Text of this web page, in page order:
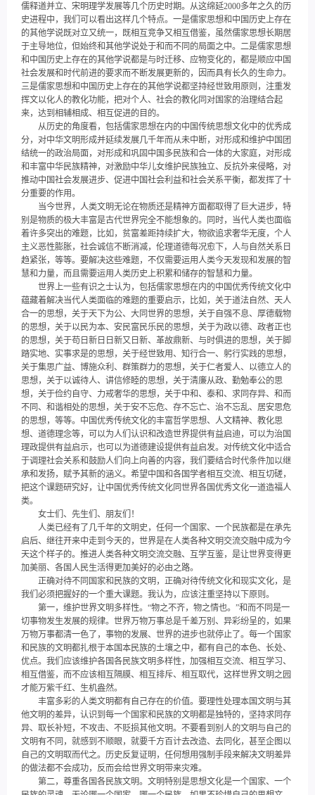
儒释道并立、宋明理学发展等几个历史时期。从这绵延2000多年之久的历
史进程中，我们可以看出这样几个特点。一是儒家思想和中国历史上存在
的其他学说既对立又统一，既相互竞争又相互借鉴，虽然儒家思想长期居
于主导地位，但始终和其他学说处于和而不同的局面之中。二是儒家思想
和中国历史上存在的其他学说都是与时迁移、应物变化的，都是顺应中国
社会发展和时代前进的要求而不断发展更新的，因而具有长久的生命力。
三是儒家思想和中国历史上存在的其他学说都坚持经世致用原则，注重发
挥文以化人的教化功能，把对个人、社会的教化同对国家的治理结合起
来，达到相辅相成、相互促进的目的。
从历史的角度看，包括儒家思想在内的中国传统思想文化中的优秀成
分，对中华文明形成并延续发展几千年而从未中断，对形成和维护中国团
结统一的政治局面，对形成和巩固中国多民族和合一体的大家庭，对形成
和丰富中华民族精神，对激励中华儿女维护民族独立、反抗外来侵略，对
推动中国社会发展进步、促进中国社会利益和社会关系平衡，都发挥了十
分重要的作用。
当今世界，人类文明无论在物质还是精神方面都取得了巨大进步，特
别是物质的极大丰富是古代世界完全不能想象的。同时，当代人类也面临
着许多突出的难题，比如，贫富差距持续扩大，物欲追求奢华无度，个人
主义恶性膨胀，社会诚信不断消减，伦理道德每况愈下，人与自然关系日
趋紧张，等等。要解决这些难题，不仅需要运用人类今天发现和发展的智
慧和力量，而且需要运用人类历史上积累和储存的智慧和力量。
世界上一些有识之士认为，包括儒家思想在内的中国优秀传统文化中
蕴藏着解决当代人类面临的难题的重要启示，比如，关于道法自然、天人
合一的思想，关于天下为公、大同世界的思想，关于自强不息、厚德载物
的思想，关于以民为本、安民富民乐民的思想，关于为政以德、政者正也
的思想，关于苟日新日日新又日新、革故鼎新、与时俱进的思想，关于脚
踏实地、实事求是的思想，关于经世致用、知行合一、躬行实践的思想，
关于集思广益、博施众利、群策群力的思想，关于仁者爱人、以德立人的
思想，关于以诚待人、讲信修睦的思想，关于清廉从政、勤勉奉公的思
想，关于俭约自守、力戒奢华的思想，关于中和、泰和、求同存异、和而
不同、和谐相处的思想，关于安不忘危、存不忘亡、治不忘乱、居安思危
的思想，等等。中国优秀传统文化的丰富哲学思想、人文精神、教化思
想、道德理念等，可以为人们认识和改造世界提供有益启迪，可以为治国
理政提供有益启示，也可以为道德建设提供有益启发。对传统文化中适合
于调理社会关系和鼓励人们向上向善的内容，我们要结合时代条件加以继
承和发扬，赋予其新的涵义。希望中国和各国学者相互交流、相互切磋，
把这个课题研究好，让中国优秀传统文化同世界各国优秀文化一道造福人
类。
女士们、先生们、朋友们！
人类已经有了几千年的文明史，任何一个国家、一个民族都是在承先
启后、继往开来中走到今天的，世界是在人类各种文明交流交融中成为今
天这个样子的。推进人类各种文明交流交融、互学互鉴，是让世界变得更
加美丽、各国人民生活得更加美好的必由之路。
正确对待不同国家和民族的文明，正确对待传统文化和现实文化，是
我们必须把握好的一个重大课题。我认为，应该注重坚持以下原则。
第一，维护世界文明多样性。“物之不齐，物之情也。”和而不同是一
切事物发生发展的规律。世界万物万事总是千差万别、异彩纷呈的，如果
万物万事都清一色了，事物的发展、世界的进步也就停止了。每一个国家
和民族的文明都扎根于本国本民族的土壤之中，都有自己的本色、长处、
优点。我们应该维护各国各民族文明多样性，加强相互交流、相互学习、
相互借鉴，而不应该相互隔膜、相互排斥、相互取代，这样世界文明之园
才能万紫千红、生机盎然。
丰富多彩的人类文明都有自己存在的价值。要理性处理本国文明与其
他文明的差异，认识到每一个国家和民族的文明都是独特的，坚持求同存
异、取长补短，不攻击、不贬损其他文明。不要看到别人的文明与自己的
文明有不同，就感到不顺眼，就要千方百计去改造、去同化，甚至企图以
自己的文明取而代之。历史反复证明，任何想用强制手段来解决文明差异
的做法都不会成功，反而会给世界文明带来灾难。
第二，尊重各国各民族文明。文明特别是思想文化是一个国家、一个